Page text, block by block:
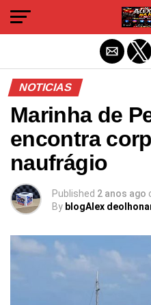
NOTICIAS
Marinha de
encontra
naufrágio
Published 2 anos ago
By blogAlex
Sair da